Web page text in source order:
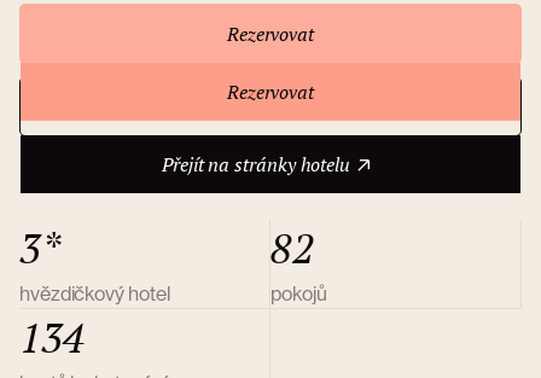
Rezervovat
Rezervovat
Přejít na stránky hotelu
Přejít na stránky hotelu
3*
hvězdičkový hotel
82
pokojů
134